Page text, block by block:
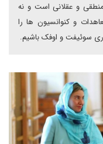
و عقلانی است و نه
و کنوانسیون ها را
سوئیفت و اوفک باشیم.